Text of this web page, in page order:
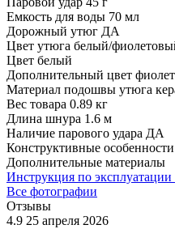
Емкость для воды 70 мл
Дорожный утюг ДА
Цвет утюга белый/
Цвет белый
Дополнительный цвет
Материал подошвы утюга
Вес товара 0.89 кг
Длина шнура 1.6 м
Наличие парового удара ДА
Конструктивные особенности
Дополнительные материалы
Инструкция по
Все фотографии
Отзывы
4.9 25 апреля 2026